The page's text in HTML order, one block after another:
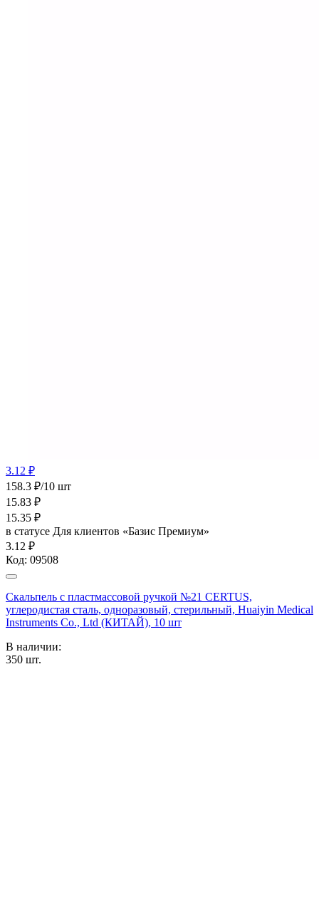
3.12 ₽
158.3 ₽/10 шт
15.83 ₽
15.35 ₽
в статусе Для клиентов «Базис Премиум»
3.12 ₽
Код: 09508
Скальпель с пластмассовой ручкой №21 CERTUS,
углеродистая сталь, одноразовый, стерильный, Huaiyin Medical
Instruments Co., Ltd (КИТАЙ), 10 шт
В наличии:
350 шт.